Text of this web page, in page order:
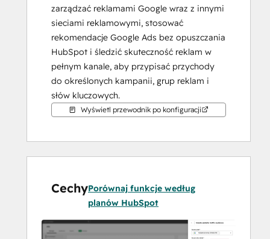
zarządzać reklamami Google wraz z innymi
sieciami reklamowymi, stosować
rekomendacje Google Ads bez opuszczania
HubSpot i śledzić skuteczność reklam w
pełnym kanale, aby przypisać przychody
do określonych kampanii, grup reklam i
słów kluczowych.
Wyświetl przewodnik po konfiguracji
CechyPorównaj funkcje według
planów HubSpot